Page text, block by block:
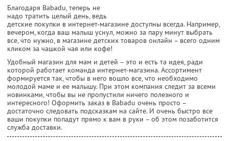
Благодаря Babadu, теперь не
надо тратить целый день, ведь
детские покупки в интернет-магазине доступны всегда. Например,
вечером, когда ваш малыш уснул, можно за пару минут выбрать
все, что нужно, в магазине детских товаров онлайн – всего одним
кликом за чашкой чая или кофе!
Удобный магазин для мам и детей – это и есть та идея, ради
которой работает команда интернет-магазина. Ассортимент
формируется так, чтобы в него вошло все, что необходимо
молодой маме и ее малышу. При этом компания следит за всеми
новинками, чтобы вы не пропустили ничего полезного и
интересного! Оформить заказ в Babadu очень просто –
достаточно следовать подсказкам на сайте. И очень быстро все
ваши покупки попадут прямо к вам в руки – об этом позаботится
служба доставки.